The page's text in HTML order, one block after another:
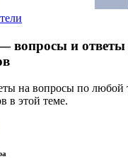
вопросы и ответы
на вопросы по любой
в этой теме.